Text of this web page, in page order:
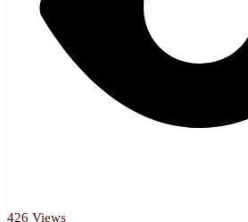
426 Views